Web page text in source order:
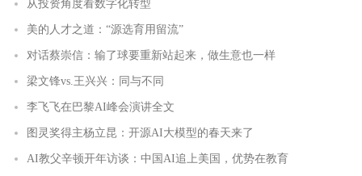
从投资角度看数字化转型
美的人才之道：“源选育用留流”
对话蔡崇信：输了球要重新站起来，做生意也一样
梁文锋vs.王兴兴：同与不同
李飞飞在巴黎AI峰会演讲全文
图灵奖得主杨立昆：开源AI大模型的春天来了
AI教父辛顿开年访谈：中国AI追上美国，优势在教育